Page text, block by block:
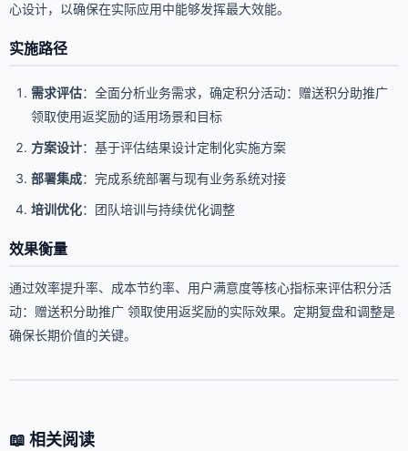
心设计，以确保在实际应用中能够发挥最大效能。
实施路径
需求评估：全面分析业务需求，确定积分活动：赠送积分助推广
领取使用返奖励的适用场景和目标
方案设计：基于评估结果设计定制化实施方案
部署集成：完成系统部署与现有业务系统对接
培训优化：团队培训与持续优化调整
效果衡量
通过效率提升率、成本节约率、用户满意度等核心指标来评估积分活
动：赠送积分助推广 领取使用返奖励的实际效果。定期复盘和调整是
确保长期价值的关键。
📖 相关阅读